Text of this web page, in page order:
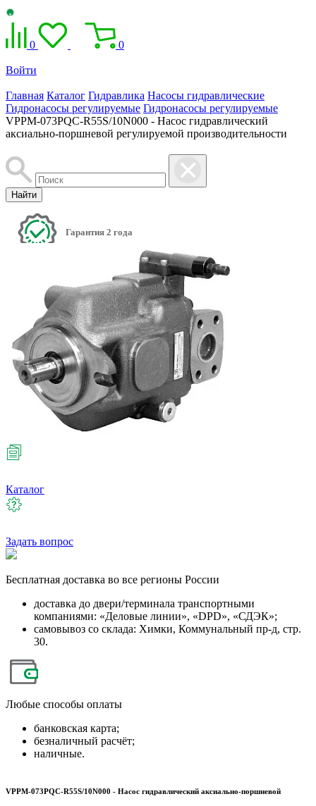
0 0
Войти
Главная Каталог Гидравлика Насосы гидравлические
Гидронасосы регулируемые Гидронасосы регулируемые
VPPM-073PQC-R55S/10N000 - Насос гидравлический
аксиально-поршневой регулируемой производительности
Найти
Гарантия 2 года
Каталог
Задать вопрос
Бесплатная доставка во все регионы России
доставка до двери/терминала транспортными
компаниями: «Деловые линии», «DPD», «СДЭК»;
самовывоз со склада: Химки, Коммунальный пр-д, стр.
30.
Любые способы оплаты
банковская карта;
безналичный расчёт;
наличные.
VPPM-073PQC-R55S/10N000 - Насос гидравлический аксиально-поршневой